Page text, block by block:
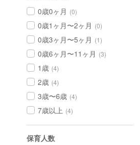
0歳0ヶ月 (0)
0歳1ヶ月〜2ヶ月 (0)
0歳3ヶ月〜5ヶ月 (1)
0歳6ヶ月〜11ヶ月 (3)
1歳 (4)
2歳 (4)
3歳〜6歳 (4)
7歳以上 (4)
保育人数